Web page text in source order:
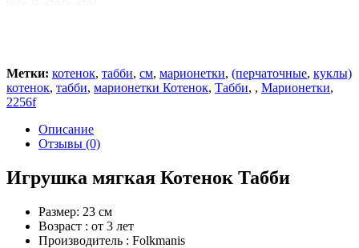
Метки: котенок, табби, см, марионетки, (перчаточные, куклы)
котенок, табби, марионетки Котенок, Табби, , Марионетки,
2256f
Описание
Отзывы (0)
Игрушка мягкая Котенок Табби
Размер: 23 см
Возраст : от 3 лет
Производитель : Folkmanis